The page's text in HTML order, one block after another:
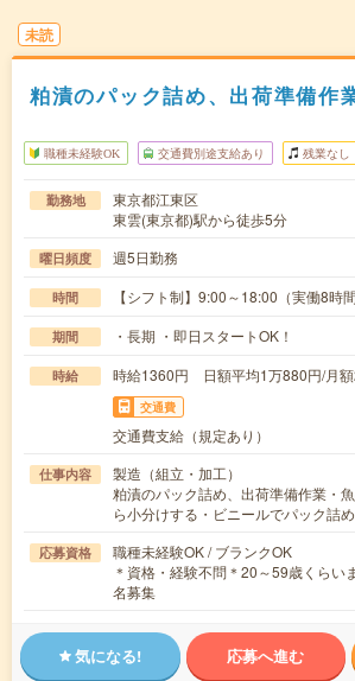
未読
粕漬のパック詰め、出荷準備作
職種未経験OK 交通費別途支給あり 残業なし
勤務地
東京都江東区
東雲(東京都)駅から徒歩5分
曜日頻度 週5日勤務
時間 【シフト制】9:00～18:00（実働8時
期間 ・長期 ・即日スタートOK！
時給 時給1360円 日額平均1万880円/月
交通費
交通費支給（規定あり）
仕事内容
製造（組立・加工）
粕漬のパック詰め、出荷準備作業・
ら小分けする・ビニールでパック詰
応募資格
職種未経験OK / ブランクOK
＊資格・経験不問＊20～59歳くらい
名募集
気になる! 応募へ進む